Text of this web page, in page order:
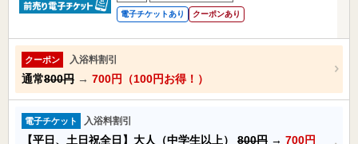
電子チケットあり クーポンあり
クーポン 入浴料割引
通常800円 → 700円（100円お得！）
電子チケット 入浴料割引
【平日、土日祝全日】大人（中学生以上） 800円 → 700円